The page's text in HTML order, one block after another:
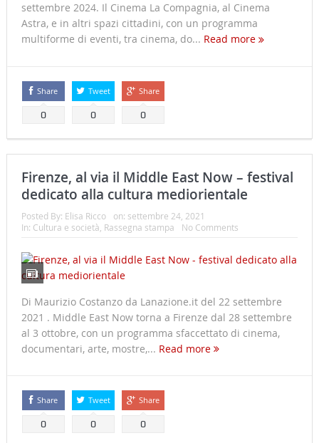
settembre 2024. Il Cinema La Compagnia, al Cinema
Astra, e in altri spazi cittadini, con un programma
multiforme di eventi, tra cinema, do... Read more
Share
0
Tweet
0
Share
0
Firenze, al via il Middle East Now – festival
dedicato alla cultura mediorientale
Posted By: Elisa Ricco on: settembre 24, 2021
In: Cultura e società Rassegna stampa No Comments
Di Maurizio Costanzo da Lanazione.it del 22 settembre
2021 . Middle East Now torna a Firenze dal 28 settembre
al 3 ottobre, con un programma sfaccettato di cinema,
documentari, arte, mostre,... Read more
Share
0
Tweet
0
Share
0